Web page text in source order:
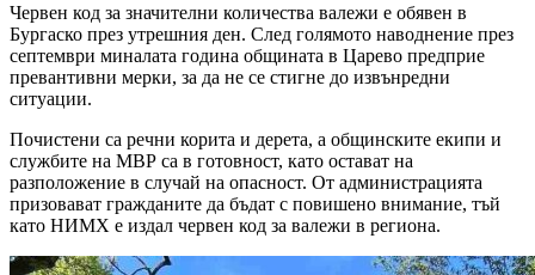
Червен код за значителни количества валежи е обявен в
Бургаско през утрешния ден. След голямото наводнение през
септември миналата година общината в Царево предприе
превантивни мерки, за да не се стигне до извънредни
ситуации.
Почистени са речни корита и дерета, а общинските екипи и
службите на МВР са в готовност, като остават на
разположение в случай на опасност. От администрацията
призовават гражданите да бъдат с повишено внимание, тъй
като НИМХ е издал червен код за валежи в региона.